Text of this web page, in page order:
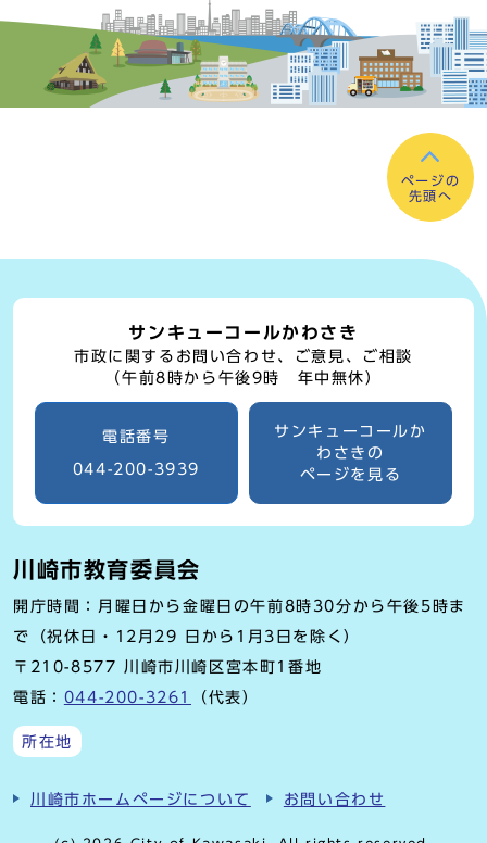
ページの
先頭へ
サンキューコールかわさき
市政に関するお問い合わせ、ご意見、ご相談
（午前8時から午後9時 年中無休）
電話番号
044-200-3939
サンキューコールか
わさきの
ページを見る
川崎市教育委員会
開庁時間：月曜日から金曜日の午前8時30分から午後5時ま
で（祝休日・12月29 日から1月3日を除く）
〒210-8577 川崎市川崎区宮本町1番地
電話： 044-200-3261 （代表）
所在地
川崎市ホームページについて お問い合わせ